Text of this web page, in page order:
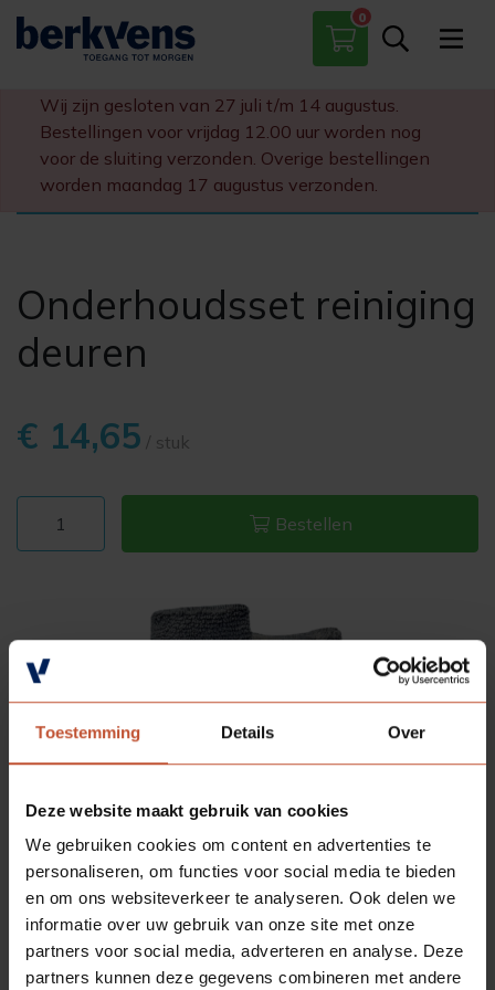
Toestemming Details Over
Deze website maakt gebruik van cookies
We gebruiken cookies om content en advertenties te
personaliseren, om functies voor social media te bieden
en om ons websiteverkeer te analyseren. Ook delen we
informatie over uw gebruik van onze site met onze
partners voor social media, adverteren en analyse. Deze
partners kunnen deze gegevens combineren met andere
0
Paumelles
Scharnieren
Sloten
Diversen
Wij zijn gesloten van 27 juli t/m 14 augustus.
Bestellingen voor vrijdag 12.00 uur worden nog
voor de sluiting verzonden. Overige bestellingen
worden maandag 17 augustus verzonden.
Onderhoudsset reiniging
deuren
€ 14,65 / stuk
Bestellen